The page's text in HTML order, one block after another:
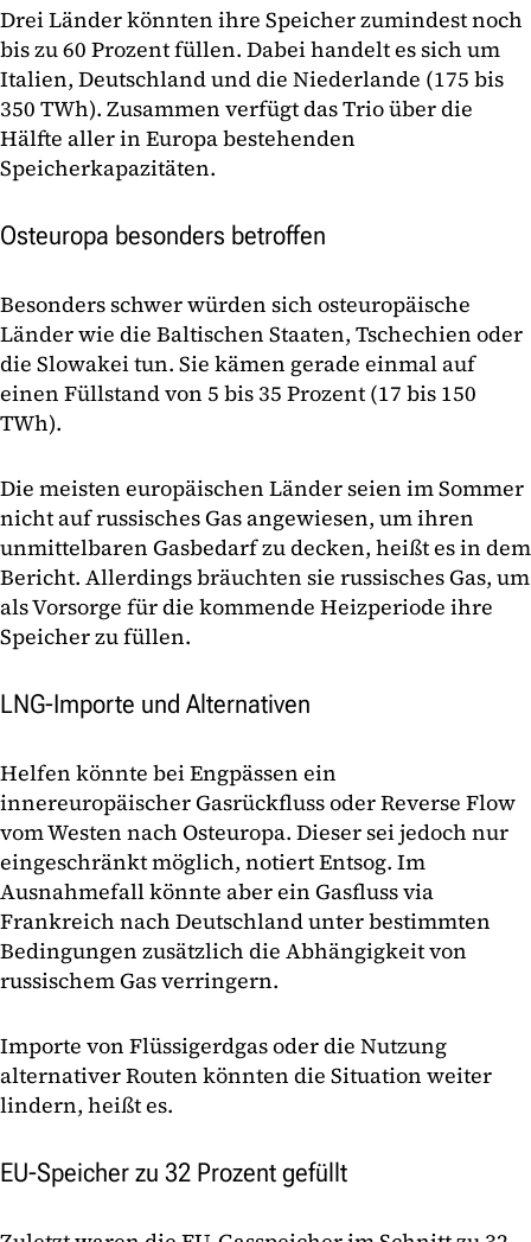
Drei Länder könnten ihre Speicher zumindest noch
bis zu 60 Prozent füllen. Dabei handelt es sich um
Italien, Deutschland und die Niederlande (175 bis
350 TWh). Zusammen verfügt das Trio über die
Hälfte aller in Europa bestehenden
Speicherkapazitäten.
Osteuropa besonders betroffen
Besonders schwer würden sich osteuropäische
Länder wie die Baltischen Staaten, Tschechien oder
die Slowakei tun. Sie kämen gerade einmal auf
einen Füllstand von 5 bis 35 Prozent (17 bis 150
TWh).
Die meisten europäischen Länder seien im Sommer
nicht auf russisches Gas angewiesen, um ihren
unmittelbaren Gasbedarf zu decken, heißt es in dem
Bericht. Allerdings bräuchten sie russisches Gas, um
als Vorsorge für die kommende Heizperiode ihre
Speicher zu füllen.
LNG-Importe und Alternativen
Helfen könnte bei Engpässen ein
innereuropäischer Gasrückfluss oder Reverse Flow
vom Westen nach Osteuropa. Dieser sei jedoch nur
eingeschränkt möglich, notiert Entsog. Im
Ausnahmefall könnte aber ein Gasfluss via
Frankreich nach Deutschland unter bestimmten
Bedingungen zusätzlich die Abhängigkeit von
russischem Gas verringern.
Importe von Flüssigerdgas oder die Nutzung
alternativer Routen könnten die Situation weiter
lindern, heißt es.
EU-Speicher zu 32 Prozent gefüllt